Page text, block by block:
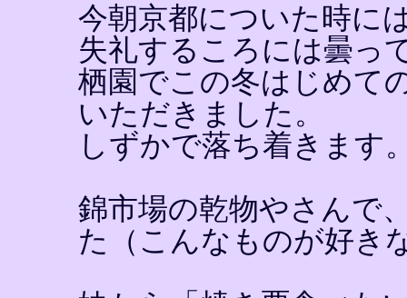
今朝京都についた時に
失礼するころには曇っ
栖園でこの冬はじめて
いただきました。
しずかで落ち着きます
錦市場の乾物やさんで
た（こんなものが好き